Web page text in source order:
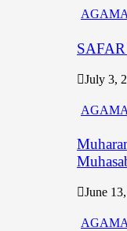
AGAMA
July 3,
AGAMA
June
AGAMA